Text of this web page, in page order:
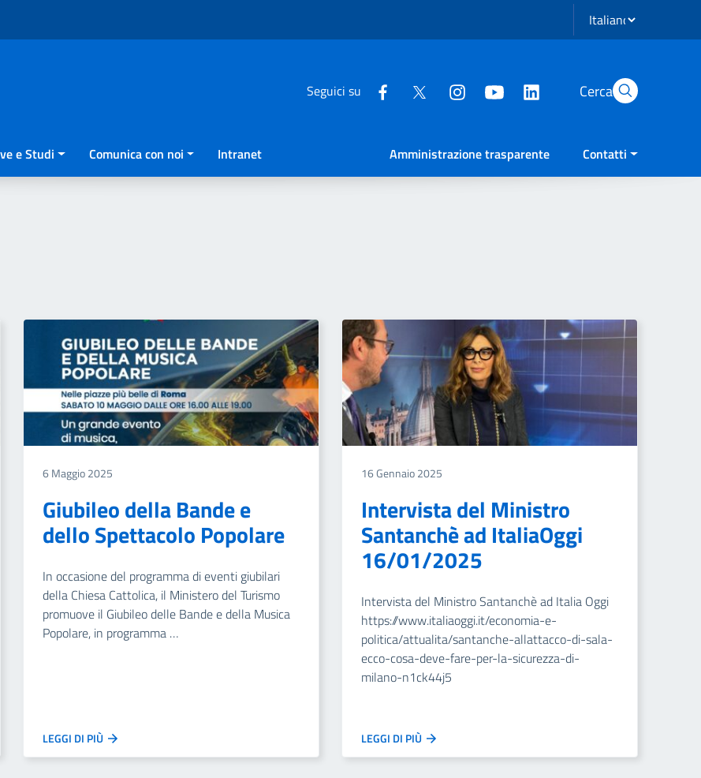
Seleziona lingua
Seguici su Cerca
e Studi Comunica con noi Intranet Amministrazione trasparente Contatti
6 Maggio 2025
Giubileo della Bande e
dello Spettacolo Popolare
In occasione del programma di eventi giubilari
della Chiesa Cattolica, il Ministero del Turismo
promuove il Giubileo delle Bande e della Musica
Popolare, in programma …
LEGGI DI PIÙ
16 Gennaio 2025
Intervista del Ministro
Santanchè ad ItaliaOggi
16/01/2025
Intervista del Ministro Santanchè ad Italia Oggi
https://www.italiaoggi.it/economia-e-
politica/attualita/santanche-allattacco-di-sala-
ecco-cosa-deve-fare-per-la-sicurezza-di-
milano-n1ck44j5
LEGGI DI PIÙ